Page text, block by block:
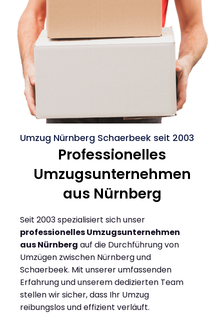
Umzug Nürnberg Schaerbeek seit 2003
Professionelles
Umzugsunternehmen
aus Nürnberg
Seit 2003 spezialisiert sich unser
professionelles Umzugsunternehmen
aus Nürnberg auf die Durchführung von
Umzügen zwischen Nürnberg und
Schaerbeek. Mit unserer umfassenden
Erfahrung und unserem dedizierten Team
stellen wir sicher, dass Ihr Umzug
reibungslos und effizient verläuft.